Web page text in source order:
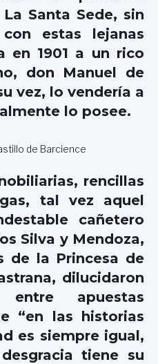
Santa Sede, sin
estas lejanas
en 1901 a un rico
don Manuel de
vez, lo vendería a
lo posee.
de Barcience
rencillas
tal vez aquel
cañetero
Silva y Mendoza,
de la Princesa de
dilucidaron
entre apuestas
“en las historias
es siempre igual,
tiene su